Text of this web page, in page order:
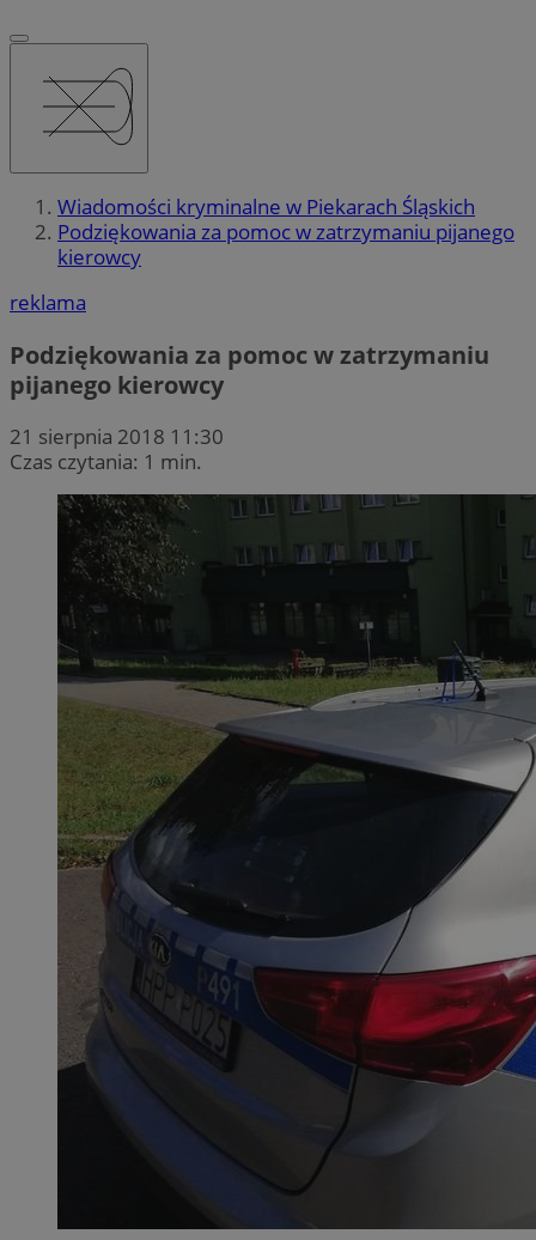
Wiadomości kryminalne w Piekarach Śląskich
Podziękowania za pomoc w zatrzymaniu pijanego
kierowcy
reklama
Podziękowania za pomoc w zatrzymaniu
pijanego kierowcy
21 sierpnia 2018 11:30
Czas czytania: 1 min.